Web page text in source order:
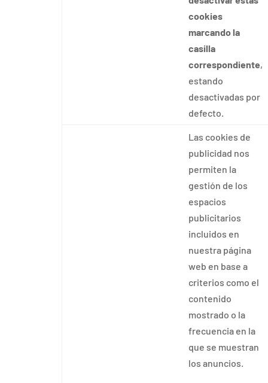
cookies
marcando la
casilla
correspondiente,
estando
desactivadas por
defecto.
Las cookies de
publicidad nos
permiten la
gestión de los
espacios
publicitarios
incluidos en
nuestra página
web en base a
criterios como el
contenido
mostrado o la
frecuencia en la
que se muestran
los anuncios.